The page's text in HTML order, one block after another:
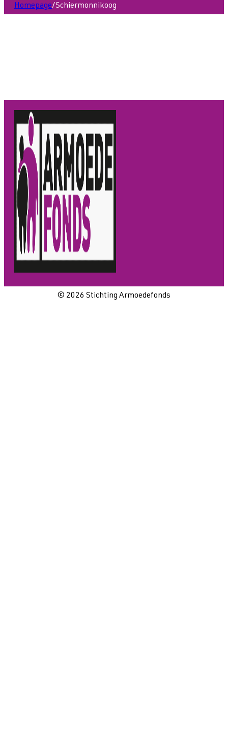
Homepage/Schiermonnikoog
© 2026 Stichting Armoedefonds